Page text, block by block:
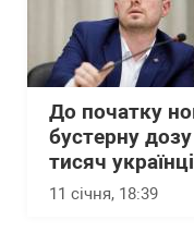
До початку
бустерну
тисяч
11 січня, 18:39